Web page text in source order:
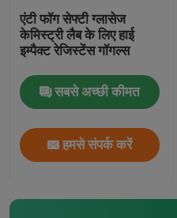
स्कूबा डाइविंग स्नोर्कल
एंटी फॉग सेफ्टी ग्लासेज
केमिस्ट्री लैब के लिए हाई
इम्पैक्ट रेजिस्टेंस गॉगल्स
सबसे अच्छी कीमत
हमसे संपर्क करें